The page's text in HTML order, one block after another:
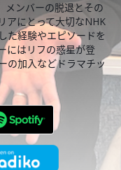
メンバーの脱退とその
アにとって大切なNHK
た経験やエピソードを
にはリフの惑星が登
の加入などドラマチッ